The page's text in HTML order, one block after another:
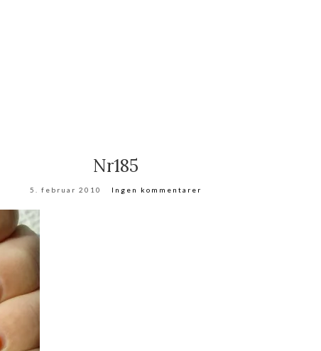
Nr185
5. februar 2010 Ingen kommentarer